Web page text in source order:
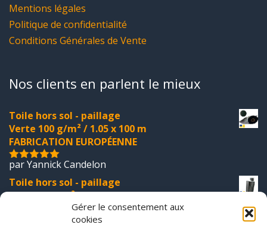
Gérer le consentement aux
cookies
Mentions légales
Politique de confidentialité
Conditions Générales de Vente
Nos clients en parlent le mieux
Toile hors sol - paillage
Verte 100 g/m² / 1.05 x 100 m
FABRICATION EUROPÉENNE
5sur 5
par Yannick Candelon
Toile hors sol - paillage
Noir 100 g/m² / 1.05 x 100 m
FABRICATION EUROPÉENNE